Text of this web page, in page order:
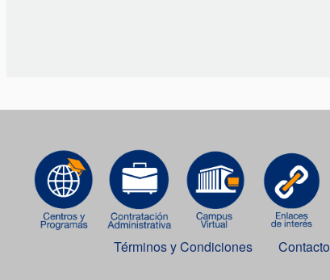
Términos y Condiciones Contacto